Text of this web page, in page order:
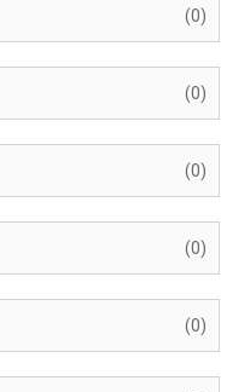
(0)
(0)
(0)
(0)
(0)